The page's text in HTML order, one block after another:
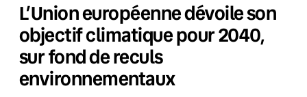
L’Union européenne dévoile son
objectif climatique pour 2040,
sur fond de reculs
environnementaux